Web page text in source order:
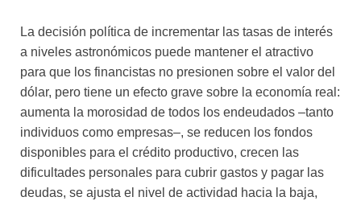
La decisión política de incrementar las tasas de interés
a niveles astronómicos puede mantener el atractivo
para que los financistas no presionen sobre el valor del
dólar, pero tiene un efecto grave sobre la economía real:
aumenta la morosidad de todos los endeudados –tanto
individuos como empresas–, se reducen los fondos
disponibles para el crédito productivo, crecen las
dificultades personales para cubrir gastos y pagar las
deudas, se ajusta el nivel de actividad hacia la baja,